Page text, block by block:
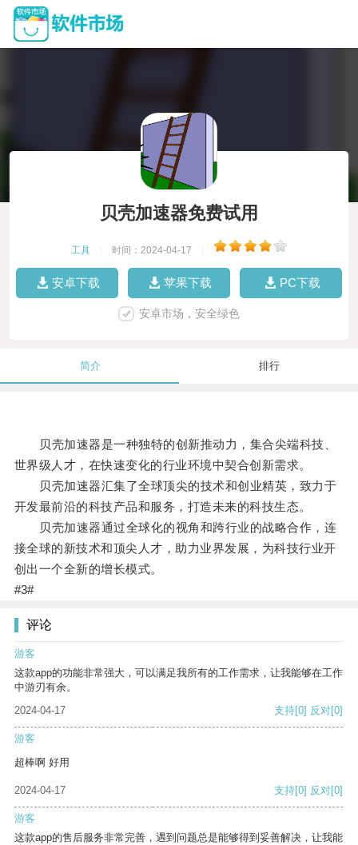
贝壳加速器免费试用
工具 时间：2024-04-17
安卓下载 苹果下载 PC下载
安卓市场，安全绿色
简介 排行
贝壳加速器是一种独特的创新推动力，集合尖端科技、
世界级人才，在快速变化的行业环境中契合创新需求。
贝壳加速器汇集了全球顶尖的技术和创业精英，致力于
开发最前沿的科技产品和服务，打造未来的科技生态。
贝壳加速器通过全球化的视角和跨行业的战略合作，连
接全球的新技术和顶尖人才，助力业界发展，为科技行业开
创出一个全新的增长模式。
#3#
评论
游客
这款app的功能非常强大，可以满足我所有的工作需求，让我能够在工作
中游刃有余。
2024-04-17
支持[0] 反对[0]
游客
超棒啊 好用
2024-04-17 支持[0] 反对[0]
游客
这款app的售后服务非常完善，遇到问题总是能够得到妥善解决，让我能